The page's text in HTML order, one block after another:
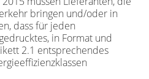
bringen und/oder in
dass für jeden
in Format und
2.1 entsprechendes